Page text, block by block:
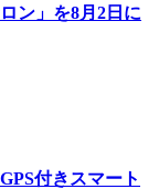
ン」を8月2日に
付きスマート